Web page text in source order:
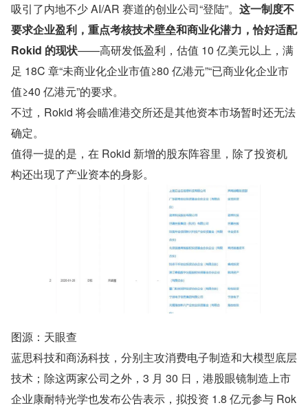
吸引了内地不少 AI/AR 赛道的创业公司“登陆”。 这一制度不
要求企业盈利，重点考核技术壁垒和商业化潜力，恰好适配
Rokid 的现状——高研发低盈利，估值 10 亿美元以上，满
足 18C 章“未商业化企业市值≥80 亿港元”“已商业化企业市
值≥40 亿港元”的要求。
不过，Rokid 将会瞄准港交所还是其他资本市场暂时还无法
确定。
值得一提的是，在 Rokid 新增的股东阵容里，除了投资机
构还出现了产业资本的身影。
图源：天眼查
蓝思科技和商汤科技，分别主攻消费电子制造和大模型底层
技术；除这两家公司之外，3 月 30 日，港股眼镜制造上市
企业康耐特光学也发布公告表示，拟投资 1.8 亿元参与 Rok